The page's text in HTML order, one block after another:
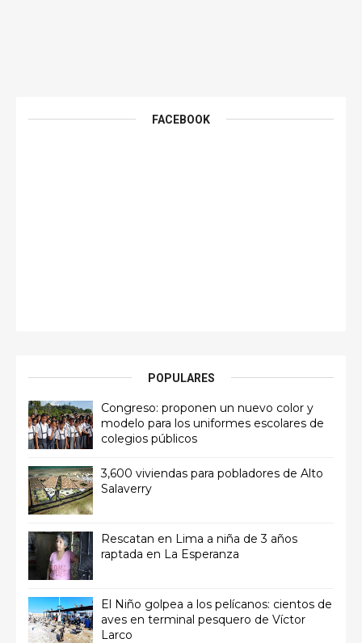
FACEBOOK
POPULARES
Congreso: proponen un nuevo color y
modelo para los uniformes escolares de
colegios públicos
3,600 viviendas para pobladores de Alto
Salaverry
Rescatan en Lima a niña de 3 años
raptada en La Esperanza
El Niño golpea a los pelícanos: cientos de
aves en terminal pesquero de Víctor
Larco